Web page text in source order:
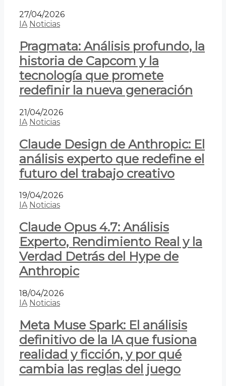
27/04/2026
IA Noticias
Pragmata: Análisis profundo, la
historia de Capcom y la
tecnología que promete
redefinir la nueva generación
21/04/2026
IA Noticias
Claude Design de Anthropic: El
análisis experto que redefine el
futuro del trabajo creativo
19/04/2026
IA Noticias
Claude Opus 4.7: Análisis
Experto, Rendimiento Real y la
Verdad Detrás del Hype de
Anthropic
18/04/2026
IA Noticias
Meta Muse Spark: El análisis
definitivo de la IA que fusiona
realidad y ficción, y por qué
cambia las reglas del juego